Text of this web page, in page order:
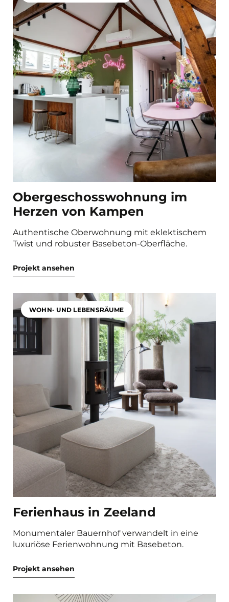
Obergeschosswohnung im
Herzen von Kampen
Authentische Oberwohnung mit eklektischem
Twist und robuster Basebeton-Oberfläche.
Projekt ansehen
WOHN- UND LEBENSRÄUME
Ferienhaus in Zeeland
Monumentaler Bauernhof verwandelt in eine
luxuriöse Ferienwohnung mit Basebeton.
Projekt ansehen